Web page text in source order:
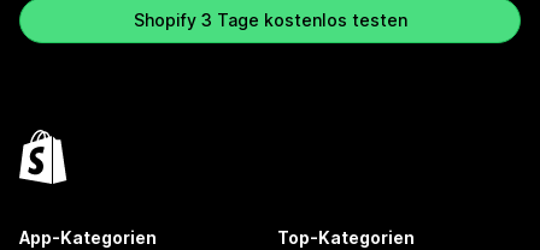
Shopify 3 Tage kostenlos testen
App-Kategorien Top-Kategorien